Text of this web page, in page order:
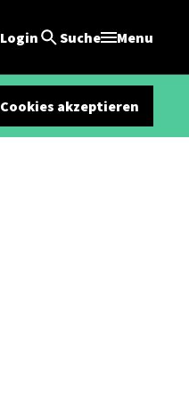
Login Suche Menu
Cookies akzeptieren